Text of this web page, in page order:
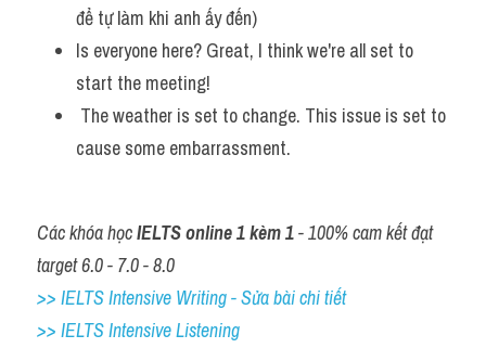
để tự làm khi anh ấy đến)
Is everyone here? Great, I think we're all set to
start the meeting!
The weather is set to change. This issue is set to
cause some embarrassment.
Các khóa học IELTS online 1 kèm 1 - 100% cam kết đạt
target 6.0 - 7.0 - 8.0
>> IELTS Intensive Writing - Sửa bài chi tiết
>> IELTS Intensive Listening